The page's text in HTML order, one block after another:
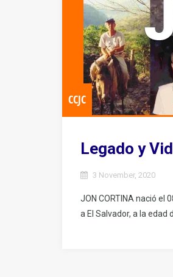
CCJC
Legado y
3 November, 2020
JON CORTINA nació el
a El Salvador, a la edad